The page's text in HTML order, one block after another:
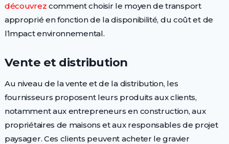
découvrez comment choisir le moyen de transport
approprié en fonction de la disponibilité, du coût et de
l’impact environnemental.
Vente et distribution
Au niveau de la vente et de la distribution, les
fournisseurs proposent leurs produits aux clients,
notamment aux entrepreneurs en construction, aux
propriétaires de maisons et aux responsables de projet
paysager. Ces clients peuvent acheter le gravier